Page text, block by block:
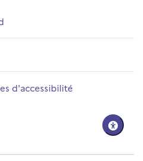
d'accessibilité